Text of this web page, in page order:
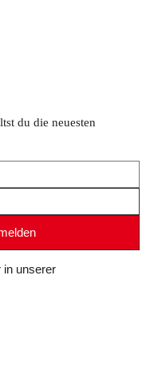
du die neuesten
in unserer